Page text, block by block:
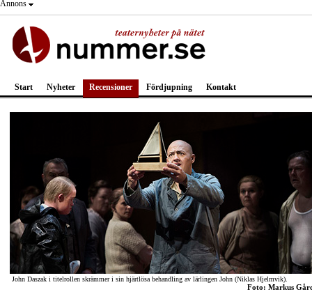
Annons
Start Nyheter Recensioner Fördjupning Kontakt
John Daszak i titelrollen skrämmer i sin hjärtlösa behandling av lärlingen John (Niklas Hjelmvik).
Foto: Markus